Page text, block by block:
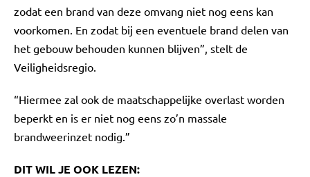
zodat een brand van deze omvang niet nog eens kan
voorkomen. En zodat bij een eventuele brand delen van
het gebouw behouden kunnen blijven”, stelt de
Veiligheidsregio.
“Hiermee zal ook de maatschappelijke overlast worden
beperkt en is er niet nog eens zo’n massale
brandweerinzet nodig.”
DIT WIL JE OOK LEZEN: